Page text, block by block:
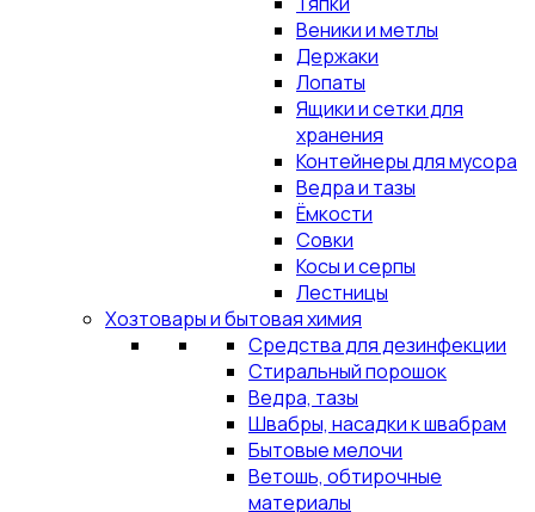
Веники и метлы
Держаки
Лопаты
Ящики и сетки для
хранения
Контейнеры для мусора
Ведра и тазы
Ёмкости
Совки
Косы и серпы
Лестницы
Хозтовары и бытовая химия
Средства для дезинфекции
Стиральный порошок
Ведра, тазы
Швабры, насадки к швабрам
Бытовые мелочи
Ветошь, обтирочные
материалы